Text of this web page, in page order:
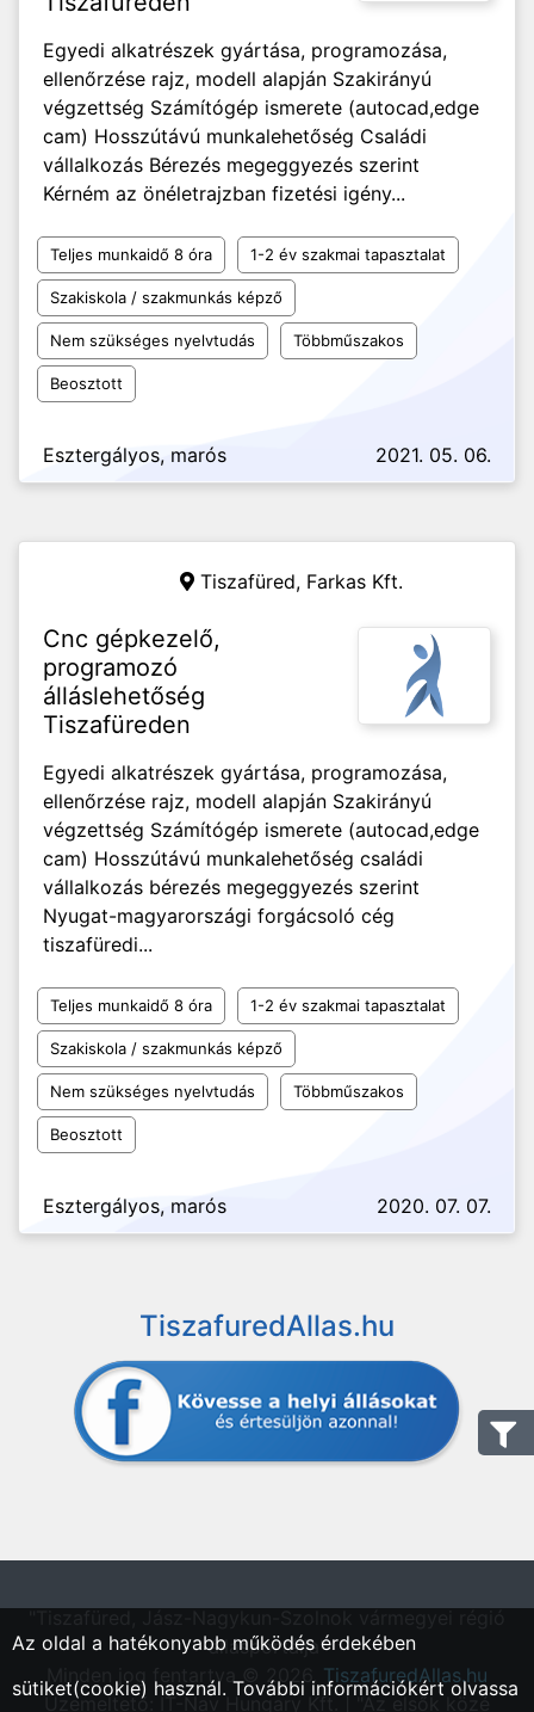
Egyedi alkatrészek gyártása, programozása,
ellenőrzése rajz, modell alapján Szakirányú
végzettség Számítógép ismerete (autocad,edge
cam) Hosszútávú munkalehetőség Családi
vállalkozás Bérezés megeggyezés szerint
Kérném az önéletrajzban fizetési igény...
Teljes munkaidő 8 óra 1-2 év szakmai tapasztalat
Szakiskola / szakmunkás képző
Nem szükséges nyelvtudás Többműszakos
Beosztott
Esztergályos, marós 2021. 05. 06.
Tiszafüred, Farkas Kft.
Cnc gépkezelő,
programozó
álláslehetőség
Tiszafüreden
Egyedi alkatrészek gyártása, programozása,
ellenőrzése rajz, modell alapján Szakirányú
végzettség Számítógép ismerete (autocad,edge
cam) Hosszútávú munkalehetőség családi
vállalkozás bérezés megeggyezés szerint
Nyugat-magyarországi forgácsoló cég
tiszafüredi...
Teljes munkaidő 8 óra 1-2 év szakmai tapasztalat
Szakiskola / szakmunkás képző
Nem szükséges nyelvtudás Többműszakos
Beosztott
Esztergályos, marós 2020. 07. 07.
TiszafuredAllas.hu
állásportálja"
Minden jog fentartva © 2026. TiszafuredAllas.hu
Üzemeltető: IT-Nav Hungary Kft. | "Az elsők közé
Az oldal a hatékonyabb működés érdekében
sütiket(cookie) használ. További információkért olvassa